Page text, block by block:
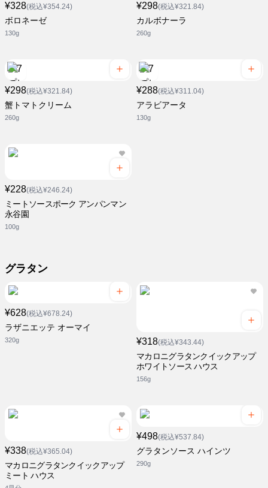
¥328(税込¥354.24)
ボロネーゼ
130g
¥298(税込¥321.84)
カルボナーラ
260g
¥298(税込¥321.84)
蟹トマトクリーム
260g
¥288(税込¥311.04)
アラビアータ
130g
¥228(税込¥246.24)
ミートソースポーク アンパンマン
永谷園
100g
グラタン
¥628(税込¥678.24)
ラザニエッテ オーマイ
320g ¥318(税込¥343.44)
マカロニグラタンクイックアップ
ホワイトソース ハウス
156g
¥338(税込¥365.04)
マカロニグラタンクイックアップ
ミート ハウス
¥498(税込¥537.84)
グラタンソース ハインツ
290g